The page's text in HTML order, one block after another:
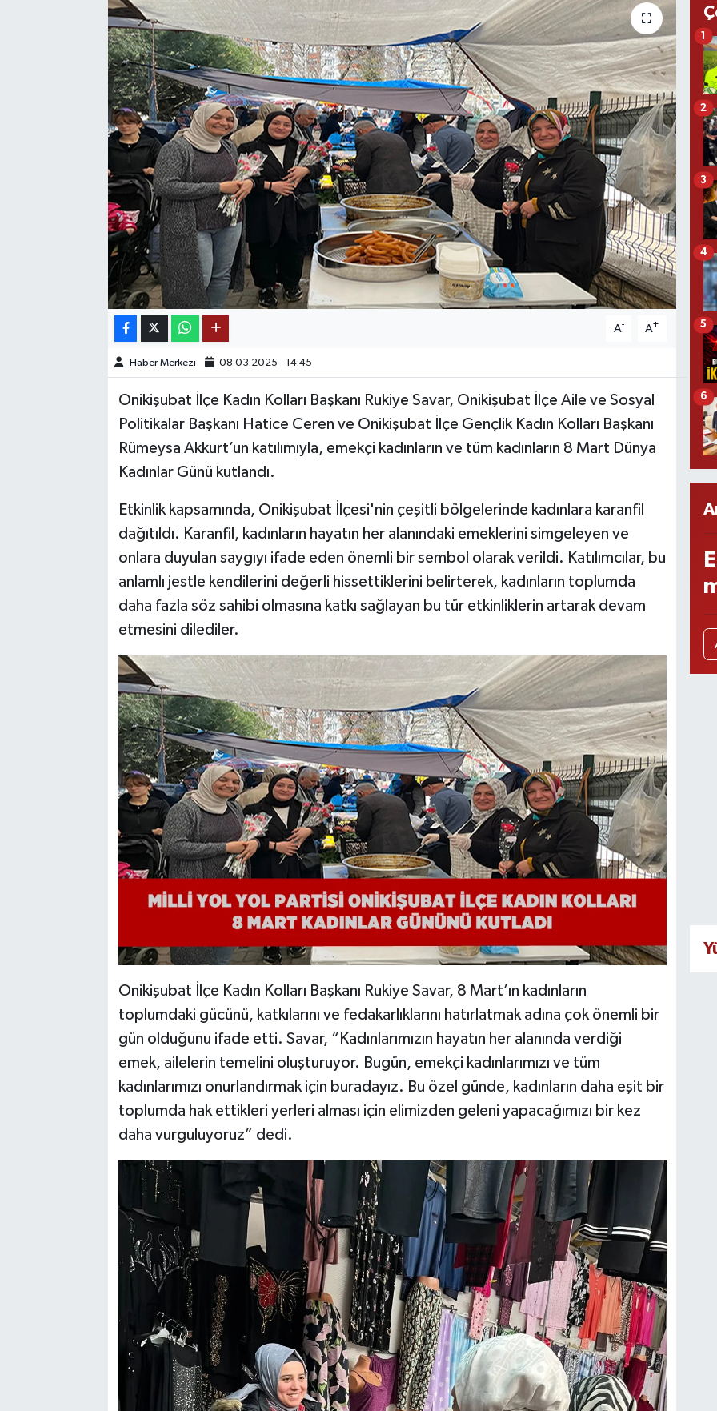
A- A+
Haber Merkezi 08.03.2025 - 14:45
Onikişubat İlçe Kadın Kolları Başkanı Rukiye Savar, Onikişubat İlçe Aile ve Sosyal
Politikalar Başkanı Hatice Ceren ve Onikişubat İlçe Gençlik Kadın Kolları Başkanı
Rümeysa Akkurt’un katılımıyla, emekçi kadınların ve tüm kadınların 8 Mart Dünya
Kadınlar Günü kutlandı.
Etkinlik kapsamında, Onikişubat İlçesi'nin çeşitli bölgelerinde kadınlara karanfil
dağıtıldı. Karanfil, kadınların hayatın her alanındaki emeklerini simgeleyen ve
onlara duyulan saygıyı ifade eden önemli bir sembol olarak verildi. Katılımcılar, bu
anlamlı jestle kendilerini değerli hissettiklerini belirterek, kadınların toplumda
daha fazla söz sahibi olmasına katkı sağlayan bu tür etkinliklerin artarak devam
etmesini dilediler.
Onikişubat İlçe Kadın Kolları Başkanı Rukiye Savar, 8 Mart’ın kadınların
toplumdaki gücünü, katkılarını ve fedakarlıklarını hatırlatmak adına çok önemli bir
gün olduğunu ifade etti. Savar, “Kadınlarımızın hayatın her alanında verdiği
emek, ailelerin temelini oluşturuyor. Bugün, emekçi kadınlarımızı ve tüm
kadınlarımızı onurlandırmak için buradayız. Bu özel günde, kadınların daha eşit bir
toplumda hak ettikleri yerleri alması için elimizden geleni yapacağımızı bir kez
daha vurguluyoruz” dedi.
1
2
3
4
5
6
OTOMOTİV
KÜLTÜR SANAT